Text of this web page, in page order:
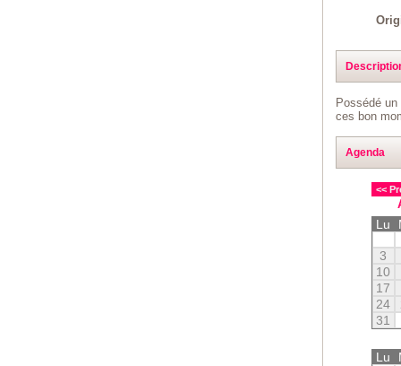
Possédé
ces bon
Agenda
<<
Lu
3
10
17
24
31
Lu